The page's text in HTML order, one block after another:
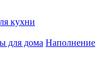
кухни
для дома Наполнение